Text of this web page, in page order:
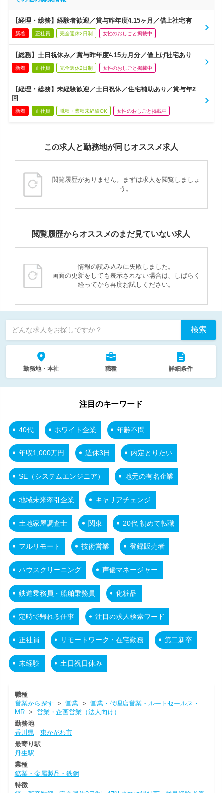
【経理・総務】経験者歓迎／賞与昨年度4.15ヶ月／借上社宅有
新着 正社員 完全週休2日制 女性のおしごと掲載中
【総務】土日祝休み／賞与昨年度4.15カ月分／借上げ社宅あり
新着 正社員 完全週休2日制 女性のおしごと掲載中
【経理・総務】未経験歓迎／土日祝休／住宅補助あり／賞与年2
回
新着 正社員 職種・業種未経験OK 女性のおしごと掲載中
この求人と勤務地が同じオススメ求人
閲覧履歴がありません。まずは求人を閲覧しましょ
う。
閲覧履歴からオススメのまだ見ていない求人
情報の読み込みに失敗しました。
画面の更新をしても表示されない場合は、しばらく
経ってから再度お試しください。
どんな求人をお探しですか？ 検索
勤務地・本社 職種 詳細条件
注目のキーワード
40代 ホワイト企業 年齢不問
年収1,000万円 週休3日 内定とりたい
SE（システムエンジニア） 地元の有名企業
地域未来牽引企業 キャリアチェンジ
土地家屋調査士 関東 20代 初めて転職
フルリモート 技術営業 登録販売者
ハウスクリーニング 声優マネージャー
鉄道乗務員・船舶乗務員 化粧品
定時で帰れる仕事 注目の求人検索ワード
正社員 リモートワーク・在宅勤務 第二新卒
未経験 土日祝日休み
職種
営業から探す > 営業> 営業・代理店営業・ルートセールス・
MR> 営業・企画営業（法人向け）
勤務地
香川県
東かがわ市
最寄り駅
丹生駅
業種
鉱業・金属製品・鉄鋼
特徴